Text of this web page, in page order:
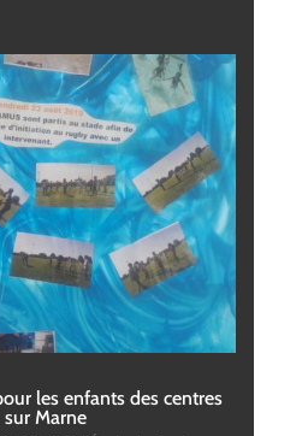
les enfants des centres
Marne